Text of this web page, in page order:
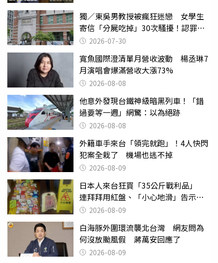
獨／東吳男教授被瘋狂迷戀 女學生
寄信「分屍吃掉」30次騷擾！認罪免
關 2026-07-30
寬魚國際澄清單月營收波動 楊丞琳7
月演唱會爆滿營收大漲73%
2026-08-08
他意外發現台鐵神級暗黑列車！「錯
過要等一週」網驚：以為絕跡
2026-08-08
外籍車手來台「領完就跑」！4人快閃
犯案全栽了 機場也逃不掉
2026-08-09
日本人來台狂買「35公斤戰利品」
連拜拜用紅盤、「小心地滑」告示牌
也帶回家
2026-08-09
白海豚外圍環流襲北台灣 網友問為
何沒放颱風假 蔣萬安回應了
2026-08-09